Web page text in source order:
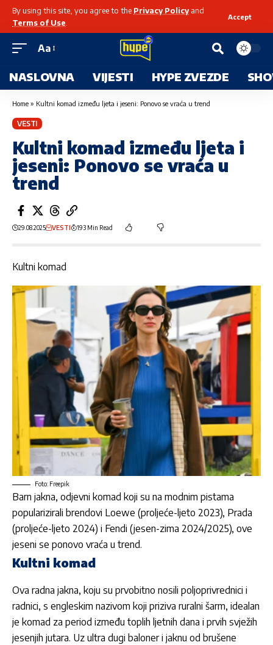
By using this site, you agree to the Privacy Policyand
Terms of Use
Accept
Aa
NASLOVNA VIJESTI HYPE ZVEZDE
Home » Kultni komad između ljeta i jeseni: Ponovo se vraća u trend
VESTI
Kultni komad između ljeta i
jeseni: Ponovo se vraća u
trend
29.08.2025 VESTI 193 Min Read
Kultni komad
Foto: Freepik
Barn jakna, odjevni komad koji su na modnim pistama
popularizirali brendovi Loewe (proljeće-ljeto 2023), Prada
(proljeće-ljeto 2024) i Fendi (jesen-zima 2024/2025), ove
jeseni se ponovo vraća u trend.
Kultni komad
Ova radna jakna, koju su prvobitno nosili poljoprivrednici i
radnici, s engleskim nazivom koji priziva ruralni šarm, idealan
je komad za period između toplih ljetnih dana i prvih svježih
jesenjih jutara. Uz ultra dugi baloner i jaknu od brušene